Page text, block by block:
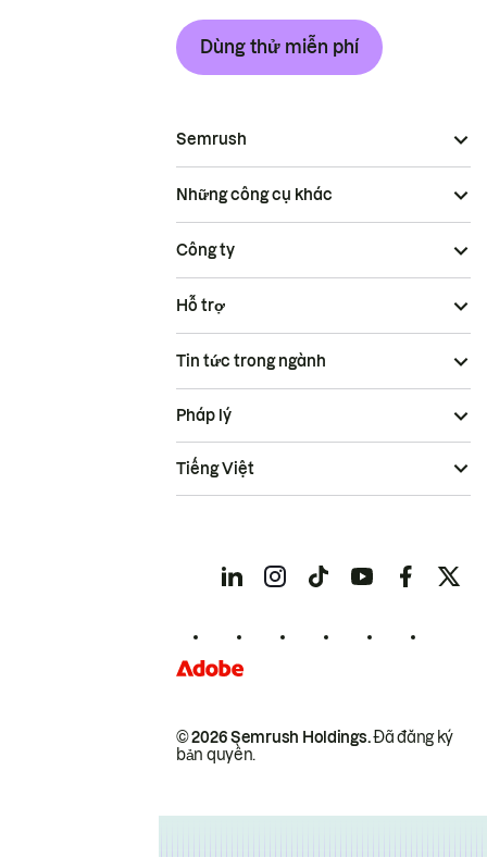
Dùng thử miễn phí
Semrush
Những công cụ khác
Công ty
Hỗ trợ
Tin tức trong ngành
© 2026 Semrush Holdings.Đã đăng ký
bản quyền.
Pháp lý
Tiếng Việt